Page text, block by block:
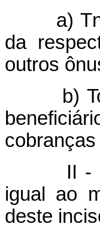
a) Tn
da
outros
b) Tc
II - para
igual ao
deste